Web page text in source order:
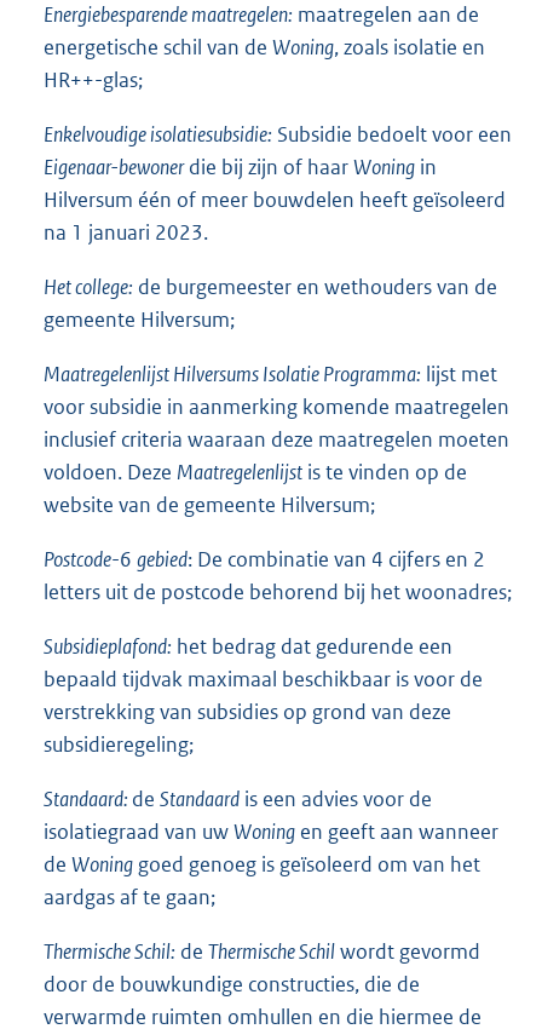
r
n
l
i
n
k
Energiebesparende maatregelen: maatregelen aan de
energetische schil van de Woning, zoals isolatie en
HR++-glas;
Enkelvoudige isolatiesubsidie: Subsidie bedoelt voor een
Eigenaar-bewonerdie bij zijn of haarWoning in
Hilversum één of meer bouwdelen heeft geïsoleerd
na 1 januari 2023.
Het college: de burgemeester en wethouders van de
gemeente Hilversum;
Maatregelenlijst Hilversums Isolatie Programma: lijst met
voor subsidie in aanmerking komende maatregelen
inclusief criteria waaraan deze maatregelen moeten
voldoen. Deze Maatregelenlijst is te vinden op de
website van de gemeente Hilversum;
Postcode-6 gebied: De combinatie van 4 cijfers en 2
letters uit de postcode behorend bij het woonadres;
Subsidieplafond: het bedrag dat gedurende een
bepaald tijdvak maximaal beschikbaar is voor de
verstrekking van subsidies op grond van deze
subsidieregeling;
Standaard: de Standaard is een advies voor de
isolatiegraad van uwWoning en geeft aan wanneer
de Woning goed genoeg is geïsoleerd om van het
aardgas af te gaan;
Thermische Schil: de Thermische Schilwordt gevormd
door de bouwkundige constructies, die de
verwarmde ruimten omhullen en die hiermee de